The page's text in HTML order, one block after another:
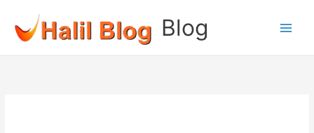
Blog